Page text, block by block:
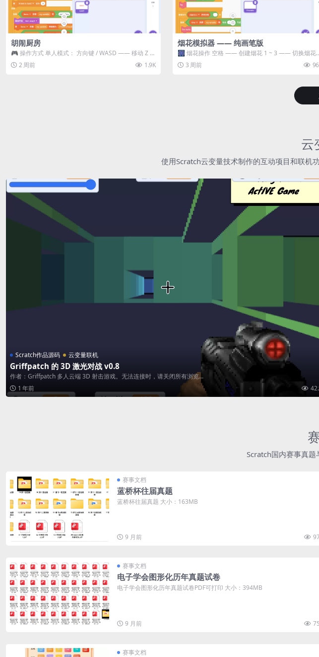
胡闹厨房
🎮 操作方式 单人模式： 方向键 / WASD —— 移动 Z /
K —— 抓...
2 周前 1.9K
烟花模拟器 —— 纯画笔版
🎆 烟花操作 空格 —— 创建烟花 1 ~ 3 —— 切换烟花
型 普通烟花 嘶...
3 周前
云
使用Scratch云变量技术制作的互动项目和联机
Scratch作品源码 云变量联机
Griffpatch 的 3D 激光对战 v0.8
作者：Griffpatch 多人云端 3D 射击游戏。无法连接时，请关闭所有浏览...
1 年前
Scratch国内赛事真题
赛事文档
蓝桥杯往届真题
蓝桥杯往届真题 大小：163MB
9 月前
赛事文档
电子学会图形化历年真题试卷
电子学会图形化历年真题试卷PDF可打印 大小：394MB
9 月前
赛事文档